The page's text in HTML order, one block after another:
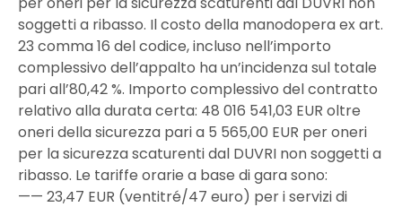
soggetti a ribasso. Il costo della manodopera ex art.
23 comma 16 del codice, incluso nell’importo
complessivo dell’appalto ha un’incidenza sul totale
pari all’80,42 %. Importo complessivo del contratto
relativo alla durata certa: 48 016 541,03 EUR oltre
oneri della sicurezza pari a 5 565,00 EUR per oneri
per la sicurezza scaturenti dal DUVRI non soggetti a
ribasso. Le tariffe orarie a base di gara sono:
—— 23,47 EUR (ventitré/47 euro) per i servizi di